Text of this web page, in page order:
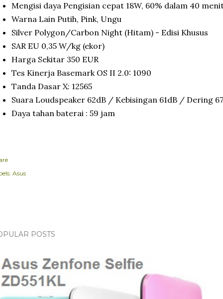
Mengisi daya Pengisian cepat 18W, 60% dalam 40
Warna Lain Putih, Pink, Ungu
Silver Polygon/Carbon Night (Hitam) - Edisi Khusus
SAR EU 0,35 W/kg (ekor)
Harga Sekitar 350 EUR
Tes Kinerja Basemark OS II 2.0: 1090
Tanda Dasar X: 12565
Suara Loudspeaker 62dB / Kebisingan 61dB / Dering
Daya tahan baterai : 59 jam
Asus
POSTS